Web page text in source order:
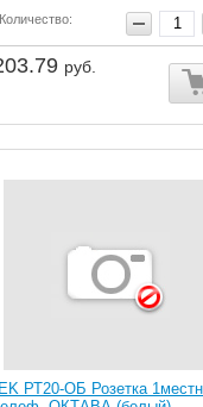
Количество:
руб.
РТ20-ОБ Розетка